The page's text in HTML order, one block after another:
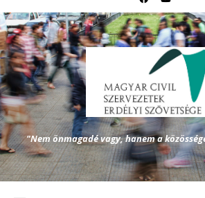
"Nem önmagadé vagy, hanem a